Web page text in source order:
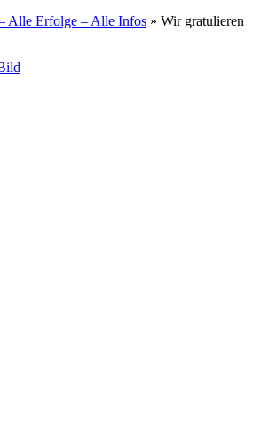
Alle Erfolge – Alle Infos » Wir gratulieren